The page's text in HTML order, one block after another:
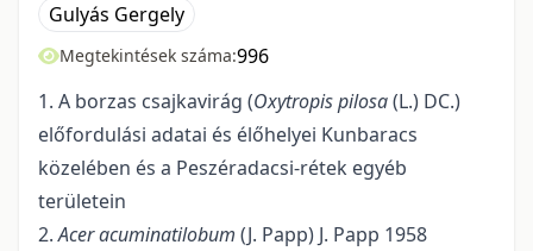
Gulyás Gergely
Megtekintések száma:996
1. A borzas csajkavirág (Oxytropis pilosa(L.) DC.)
előfordulási adatai és élőhelyei Kunbaracs
közelében és a Peszéradacsi-rétek egyéb
területein
2.Acer acuminatilobum (J. Papp) J. Papp 1958